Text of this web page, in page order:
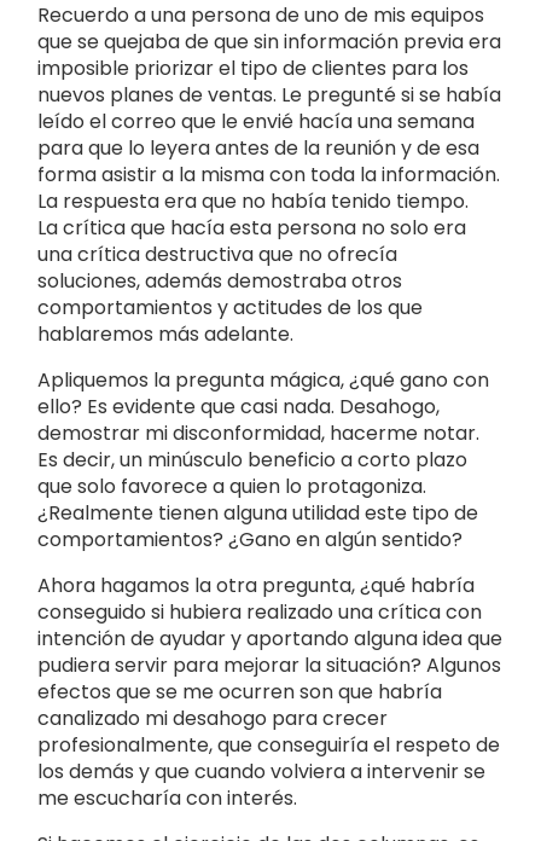
Recuerdo a una persona de uno de mis equipos
que se quejaba de que sin información previa era
imposible priorizar el tipo de clientes para los
nuevos planes de ventas. Le pregunté si se había
leído el correo que le envié hacía una semana
para que lo leyera antes de la reunión y de esa
forma asistir a la misma con toda la información.
La respuesta era que no había tenido tiempo.
La crítica que hacía esta persona no solo era
una crítica destructiva que no ofrecía
soluciones, además demostraba otros
comportamientos y actitudes de los que
hablaremos más adelante.
Apliquemos la pregunta mágica, ¿qué gano con
ello? Es evidente que casi nada. Desahogo,
demostrar mi disconformidad, hacerme notar.
Es decir, un minúsculo beneficio a corto plazo
que solo favorece a quien lo protagoniza.
¿Realmente tienen alguna utilidad este tipo de
comportamientos? ¿Gano en algún sentido?
Ahora hagamos la otra pregunta, ¿qué habría
conseguido si hubiera realizado una crítica con
intención de ayudar y aportando alguna idea que
pudiera servir para mejorar la situación? Algunos
efectos que se me ocurren son que habría
canalizado mi desahogo para crecer
profesionalmente, que conseguiría el respeto de
los demás y que cuando volviera a intervenir se
me escucharía con interés.